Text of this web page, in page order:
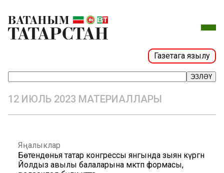
Газетага язылу
ЭЗЛӘҮ
12 ИЮЛЬ 2023 МАТЕРИАЛЛАРЫ
Яңалыклар
Бөтендөнья татар конгрессы янгында зыян күргән
Йолдыз авылы балаларына мәктәп формасы,